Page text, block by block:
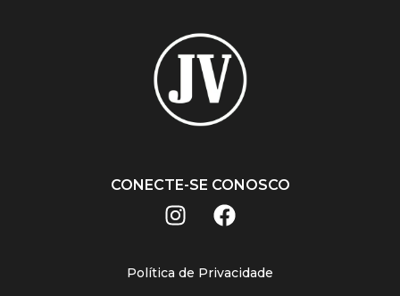
CONECTE-SE CONOSCO
Política de Privacidade